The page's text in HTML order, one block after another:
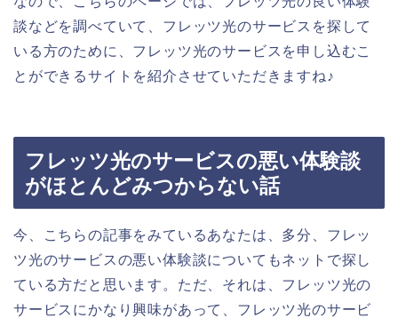
談などを調べていて、フレッツ光のサービスを探して
いる方のために、フレッツ光のサービスを申し込むこ
とができるサイトを紹介させていただきますね♪
フレッツ光のサービスの悪い体験談
がほとんどみつからない話
今、こちらの記事をみているあなたは、多分、フレッ
ツ光のサービスの悪い体験談についてもネットで探し
ている方だと思います。ただ、それは、フレッツ光の
サービスにかなり興味があって、フレッツ光のサービ